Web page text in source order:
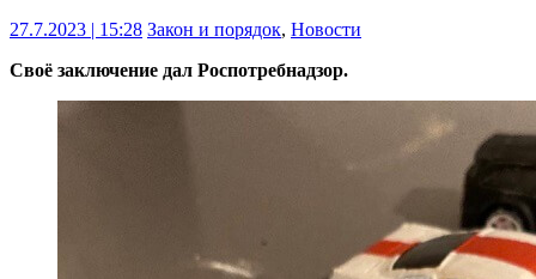
27.7.2023 | 15:28 Закон и порядок, Новости
Своё заключение дал Роспотребнадзор.